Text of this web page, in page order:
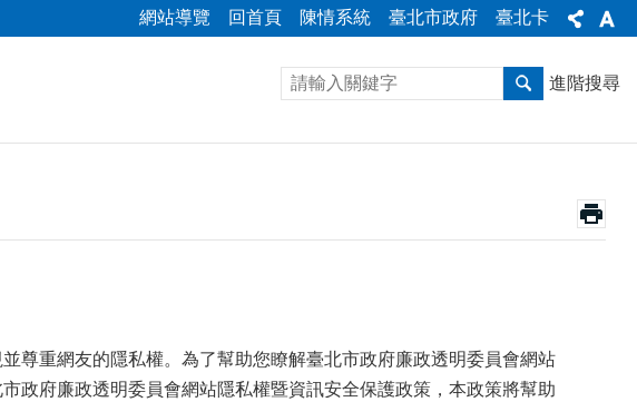
網站導覽 回首頁 陳情系統 臺北市政府 臺北卡
進階搜尋
重網友的隱私權。為了幫助您瞭解臺北市政府廉政透明委員會網站
政府廉政透明委員會網站隱私權暨資訊安全保護政策，本政策將幫助